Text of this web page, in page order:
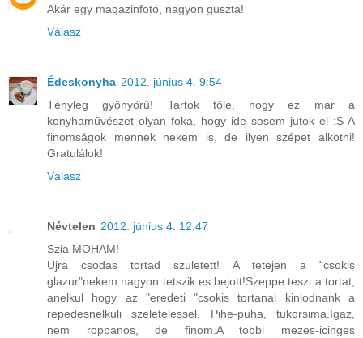
Akár egy magazinfotó, nagyon guszta!
Válasz
Édeskonyha 2012. június 4. 9:54
Tényleg gyönyörű! Tartok tőle, hogy ez már a
konyhaművészet olyan foka, hogy ide sosem jutok el :S A
finomságok mennek nekem is, de ilyen szépet alkotni!
Gratulálok!
Válasz
Névtelen 2012. június 4. 12:47
Szia MOHAM!
Ujra csodas tortad szuletett! A tetejen a "csokis
glazur"nekem nagyon tetszik es bejott!Szeppe teszi a tortat,
anelkul hogy az "eredeti "csokis tortanal kinlodnank a
repedesnelkuli szeletelessel. Pihe-puha, tukorsima.Igaz,
nem roppanos, de finom.A tobbi mezes-icinges